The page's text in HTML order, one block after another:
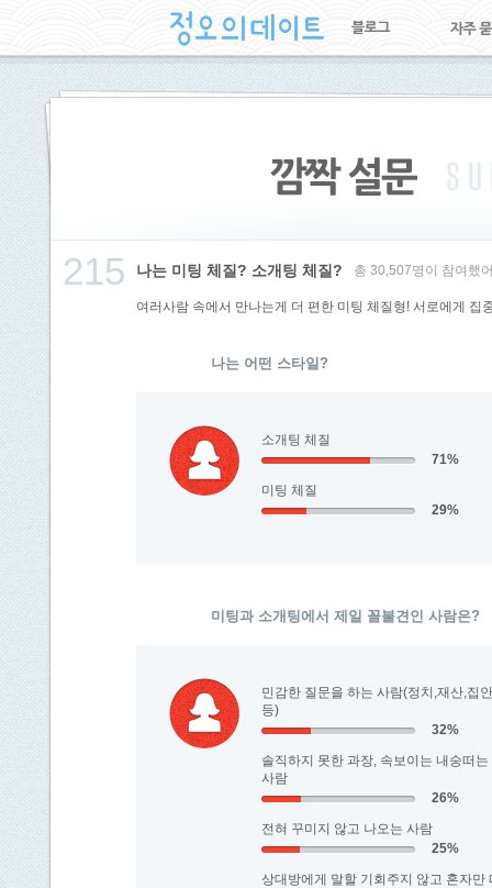
215 나는 미팅 체질? 소개팅 체질? 총 30,507명이 참여했
여러사람 속에서 만나는게 더 편한 미팅 체질형! 서로에게
나는 어떤 스타일?
소개팅 체질
71%
미팅 체질
29%
미팅과 소개팅에서 제일 꼴불견인 사람은?
민감한 질문을 하는 사람(정치,재산,집안
등)
32%
솔직하지 못한 과장, 속보이는 내숭떠는
사람
26%
전혀 꾸미지 않고 나오는 사람
25%
상대방에게 말할 기회주지 않고 혼자만